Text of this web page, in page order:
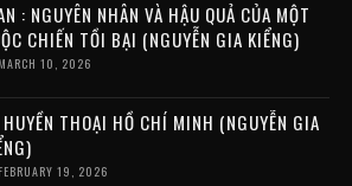
: NGUYÊN NHÂN VÀ HẬU QUẢ CỦA MỘT
CHIẾN TỒI BẠI (NGUYỄN GIA KIỂNG)
MARCH 10, 2026
HUYỀN THOẠI HỒ CHÍ MINH (NGUYỄN GIA
FEBRUARY 19, 2026